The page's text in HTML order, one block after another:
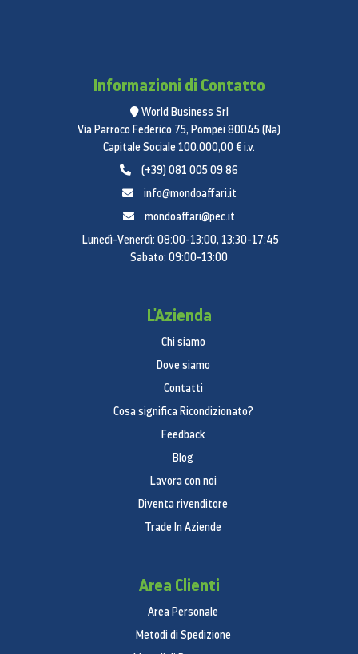
Informazioni di Contatto
World Business Srl
Via Parroco Federico 75, Pompei 80045 (Na)
Capitale Sociale 100.000,00 € i.v.
(+39) 081 005 09 86
info@mondoaffari.it
mondoaffari@pec.it
Lunedì-Venerdì: 08:00-13:00, 13:30-17:45
Sabato: 09:00-13:00
L'Azienda
Chi siamo
Dove siamo
Contatti
Cosa significa Ricondizionato?
Feedback
Blog
Lavora con noi
Diventa rivenditore
Trade In Aziende
Area Clienti
Area Personale
Metodi di Spedizione